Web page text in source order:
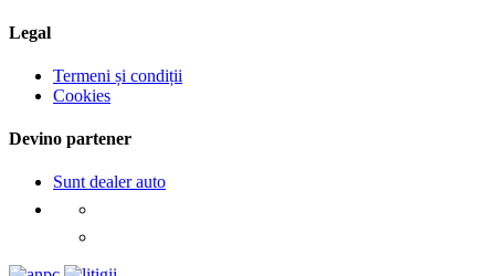
Legal
Termeni și condiții
Cookies
Devino partener
Sunt dealer auto